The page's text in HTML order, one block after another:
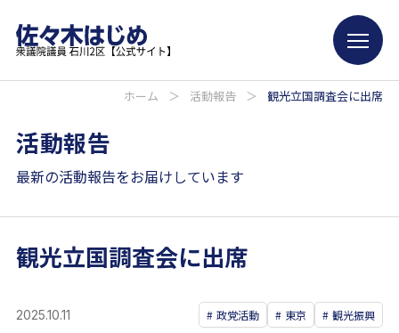
ホーム ＞ 活動報告 ＞ 観光立国調査会に出席
活動報告
最新の活動報告をお届けしています
観光立国調査会に出席
2025.10.11 政党活動 東京 観光振興